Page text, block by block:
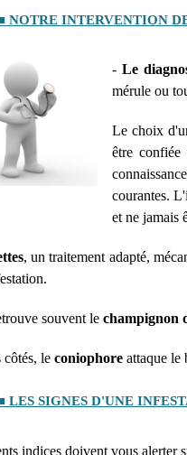
NOTRE INTERVENTION
- Le
mérule ou
Le choix
être confiée
courantes.
et ne jamais
, un traitement adapté,
souvent le champignon
côtés, le coniophoreattaque le
LES SIGNES D'UNE
indices doivent vous alerter